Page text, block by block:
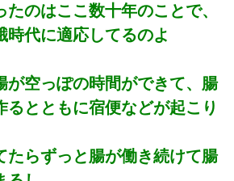
たのはここ数十年のことで、
時代に適応してるのよ
が空っぽの時間ができて、腸
るとともに宿便などが起こり
たらずっと腸が働き続けて腸